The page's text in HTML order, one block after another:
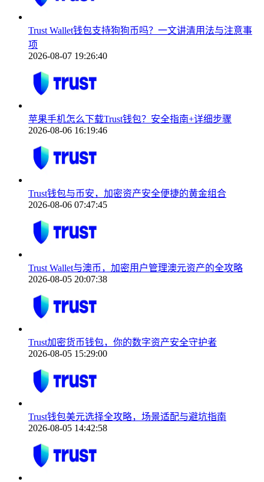
Trust Wallet钱包支持狗狗币吗？一文讲清用法与注意事
项
2026-08-07 19:26:40
苹果手机怎么下载Trust钱包？安全指南+详细步骤
2026-08-06 16:19:46
Trust钱包与币安，加密资产安全便捷的黄金组合
2026-08-06 07:47:45
Trust Wallet与澳币，加密用户管理澳元资产的全攻略
2026-08-05 20:07:38
Trust加密货币钱包，你的数字资产安全守护者
2026-08-05 15:29:00
Trust钱包美元选择全攻略，场景适配与避坑指南
2026-08-05 14:42:58